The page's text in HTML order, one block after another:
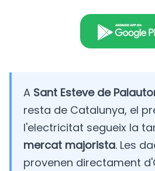
A Sant Esteve de
resta de Catalunya, el
l'electricitat segueix la
mercat majorista. Les
provenen directament